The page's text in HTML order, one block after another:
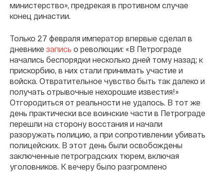
министерство», предрекая в противном случае
конец династии.
Только 27 февраля император впервые сделал в
дневнике запись о революции: «В Петрограде
начались беспорядки несколько дней тому назад; к
прискорбию, в них стали принимать участие и
войска. Отвратительное чувство быть так далеко и
получать отрывочные нехорошие известия!»
Отгородиться от реальности не удалось. В тот же
день практически все воинские части в Петрограде
перешли на сторону восстания и начали
разоружать полицию, а при сопротивлении убивать
полицейских. В этот день были освобождены
заключенные петроградских тюрем, включая
уголовников. К вечеру было разгромлено